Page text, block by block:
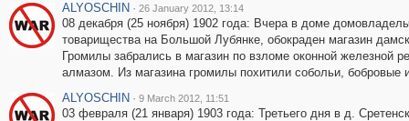
ALYOSCHIN · 26 January 2012, 13:14
08 декабря (25 ноября) 1902 года: Вчера в доме
товарищества на Большой Лубянке, обокраден магазин
Громилы забрались в магазин по взломе оконной железной
алмазом. Из магазина громилы похитили собольи, бобровые
ALYOSCHIN · 9 March 2012, 11:51
03 февраля (21 января) 1903 года: Третьего дня в д.